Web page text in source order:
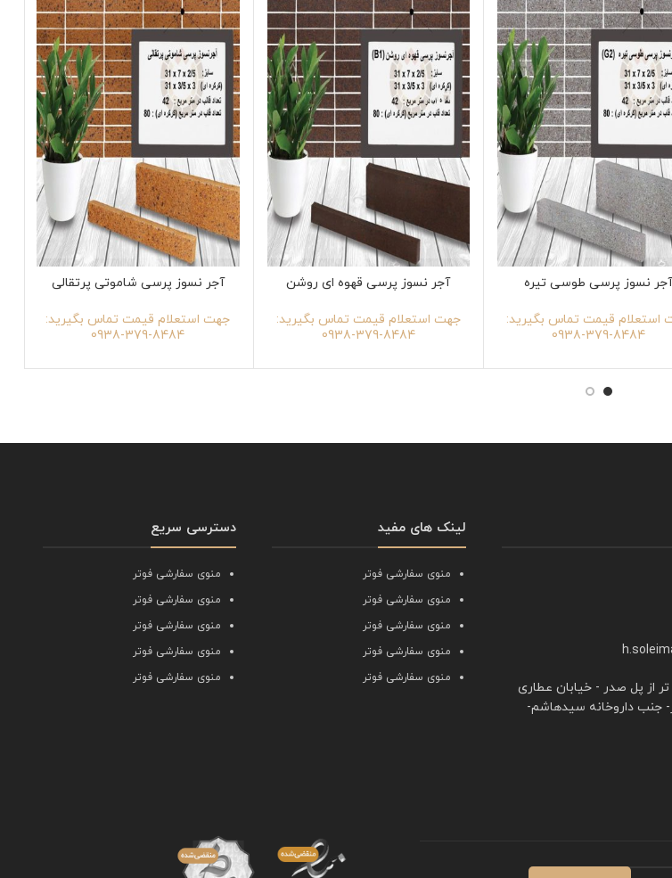
آجر نسوز پرسی طوسی تیره
استعلام قیمت تماس بگیرید:
8484-379-0938
آجر نسوز پرسی قهوه ای روشن
جهت استعلام قیمت تماس بگیرید:
8484-379-0938
آجر نسوز پرسی شاموتی پرتقالی
جهت استعلام قیمت تماس بگیرید:
8484-379-0938
از پل صدر - خیابان عطاری
جنب داروخانه سیدهاشم-
لینک های مفید
منوی سفارشی فوتر
منوی سفارشی فوتر
منوی سفارشی فوتر
منوی سفارشی فوتر
منوی سفارشی فوتر
دسترسی سریع
منوی سفارشی فوتر
منوی سفارشی فوتر
منوی سفارشی فوتر
منوی سفارشی فوتر
منوی سفارشی فوتر